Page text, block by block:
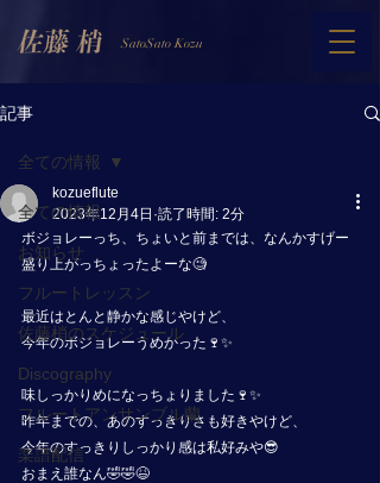
SatoSato Kozu
記事
全ての情報
お知らせ
フルートレッスン
佐藤梢のスケジュール
Discography
フルートアンサンブル蘭
楽譜配信
全ての情報
kozueflute
2023年12月4日 読了時間: 2分
ボジョレーっち、ちょいと前までは、なんかすげー
盛り上がっちょったよーな🧐
最近はとんと静かな感じやけど、
今年のボジョレーうめかった🍷✨
味しっかりめになっちょりました🍷✨
昨年までの、あのすっきりさも好きやけど、
今年のすっきりしっかり感は私好みや😎
おまえ誰なん🤣🤣😆